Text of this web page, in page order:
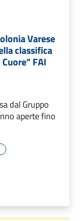
Varese
classifica
FAI
dal Gruppo
aperte fino